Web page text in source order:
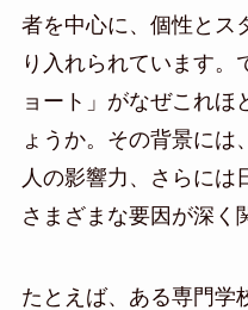
者を中心に、個性とス
り入れられています。
ョート」がなぜこれほ
ょうか。その背景には
人の影響力、さらには
さまざまな要因が深く
たとえば、ある専門学